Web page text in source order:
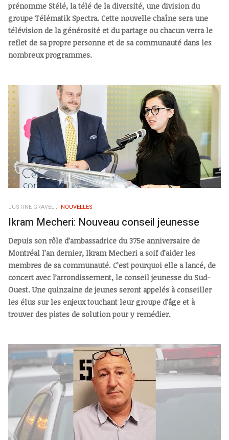
prénomme Stélé, la télé de la diversité, une division du
groupe Télématik Spectra. Cette nouvelle chaîne sera une
télévision de la générosité et du partage ou chacun verra le
reflet de sa propre personne et de sa communauté dans les
nombreux programmes.
JUSTINE GRAVEL NOUVELLES
Ikram Mecheri: Nouveau conseil jeunesse
Depuis son rôle d’ambassadrice du 375e anniversaire de
Montréal l’an dernier, Ikram Mecheri a soif d’aider les
membres de sa communauté. C’est pourquoi elle a lancé, de
concert avec l’arrondissement, le conseil jeunesse du Sud-
Ouest. Une quinzaine de jeunes seront appelés à conseiller
les élus sur les enjeux touchant leur groupe d’âge et à
trouver des pistes de solution pour y remédier.